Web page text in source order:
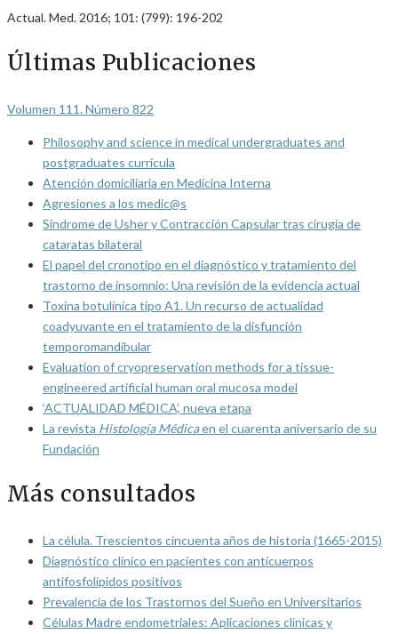
Actual. Med. 2016; 101: (799): 196-202
Últimas Publicaciones
Volumen 111. Número 822
Philosophy and science in medical undergraduates and
postgraduates curricula
Atención domiciliaria en Medicina Interna
Agresiones a los medic@s
Síndrome de Usher y Contracción Capsular tras cirugía de
cataratas bilateral
El papel del cronotipo en el diagnóstico y tratamiento del
trastorno de insomnio: Una revisión de la evidencia actual
Toxina botulínica tipo A1. Un recurso de actualidad
coadyuvante en el tratamiento de la disfunción
temporomandibular
Evaluation of cryopreservation methods for a tissue-
engineered artificial human oral mucosa model
‘ACTUALIDAD MÉDICA’, nueva etapa
La revista Histología Médicaen el cuarenta aniversario de su
Fundación
Más consultados
La célula. Trescientos cincuenta años de historia (1665-2015)
Diagnóstico clínico en pacientes con anticuerpos
antifosfolípidos positivos
Prevalencia de los Trastornos del Sueño en Universitarios
Células Madre endometriales: Aplicaciones clínicas y